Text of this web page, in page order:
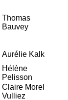
Thomas
Bauvey
Aurélie Kalk
Hélène
Pelisson
Claire Morel
Vulliez